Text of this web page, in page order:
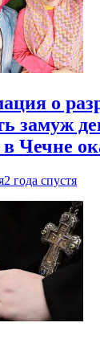
о
замуж
в Чечне
2 года спустя